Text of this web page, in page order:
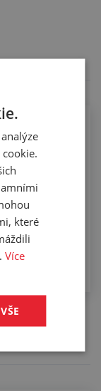
které
Více